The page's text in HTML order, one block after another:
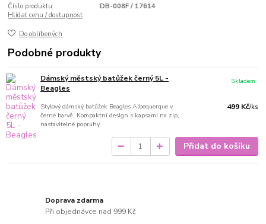
Číslo produktu:
DB-008F / 17614
Hlídat cenu / dostupnost
Do oblíbených
Podobné produkty
Dámský městský batůžek černý 5L -
Beagles
Stylový dámský batůžek Beagles Albequerque v
černé barvě. Kompaktní design s kapsami na zip,
nastavitelné popruhy.
499 Kč/ks
Skladem
Přidat do košíku
Doprava zdarma
Při objednávce nad 999 Kč